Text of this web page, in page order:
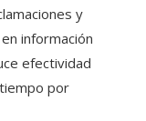
y
información
efectividad
por